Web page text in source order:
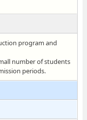
program and
number of students
periods.